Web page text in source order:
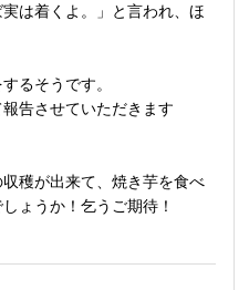
は着くよ。」と言われ、ほ
るそうです。
告させていただきます
穫が出来て、焼き芋を食べ
ょうか！乞うご期待！